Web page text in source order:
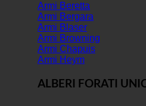
Armi Beretta
Armi Bergara
Armi Blaser
Armi Browning
Armi Chapuis
Armi Heym
ALBERI FORATI